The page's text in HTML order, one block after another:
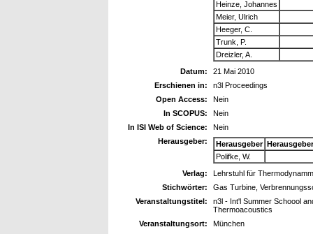
Heinze, Johannes
Meier, Ulrich
Heeger, C.
Trunk, P.
Dreizler, A.
Datum:
21 Mai 2010
Erschienen in:
n3l Proceedings
Open Access:
Nein
In SCOPUS:
Nein
In ISI Web of Science:
Nein
Herausgeber:
Herausgeber
Polifke, W.
Verlag:
Lehrstuhl für
Stichwörter:
Gas Turbine,
Veranstaltungstitel:
n3l - Int'l Summer Schoool
Thermoacoustics
Veranstaltungsort:
München